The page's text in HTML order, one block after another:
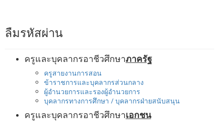
ลืมรหัสผ่าน
ครูและบุคลากรอาชีวศึกษาภาครัฐ
ครูสายงานการสอน
ข้าราชการและบุคลากรส่วนกลาง
ผู้อำนวยการและรองผู้อำนวยการ
บุคลากรทางการศึกษา / บุคลากรฝ่ายสนับสนุน
ครูและบุคลากรอาชีวศึกษาเอกชน